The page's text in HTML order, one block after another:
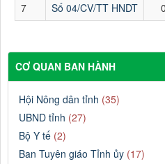
7
Số 04/CV/TT HNDT
CƠ QUAN BAN HÀNH
Hội Nông dân tỉnh (35)
UBND tỉnh (27)
Bộ Y tế (2)
Ban Tuyên giáo Tỉnh ủy (17)